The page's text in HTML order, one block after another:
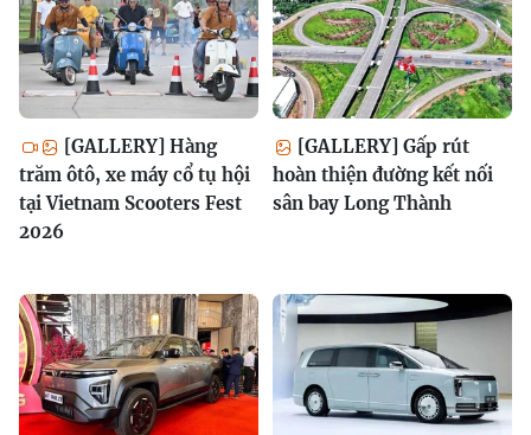
[GALLERY] Hàng
trăm ôtô, xe máy cổ tụ hội
tại Vietnam Scooters Fest
2026
[GALLERY] Gấp rút
hoàn thiện đường kết nối
sân bay Long Thành